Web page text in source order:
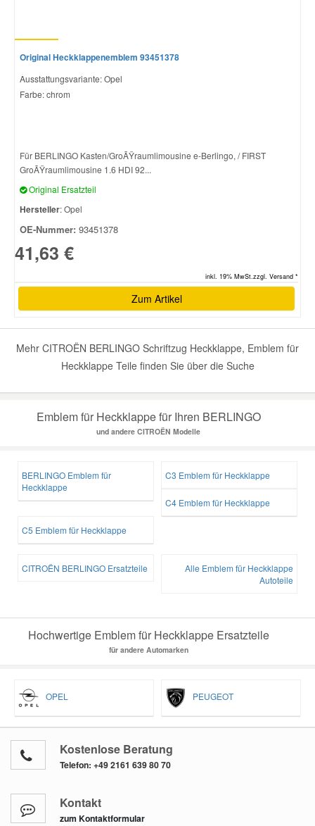
Original Heckklappenemblem 93451378
Ausstattungsvariante: Opel
Farbe: chrom
Für BERLINGO Kasten/GroÃŸraumlimousine e-Berlingo, / FIRST
GroÃŸraumlimousine 1.6 HDI 92...
Original Ersatzteil
Hersteller: Opel
OE-Nummer: 93451378
41,63 €
inkl. 19% MwSt.zzgl. Versand *
Zum Artikel
Mehr CITROËN BERLINGO Schriftzug Heckklappe, Emblem für
Heckklappe Teile finden Sie über die Suche
Emblem für Heckklappe für Ihren BERLINGO
und andere CITROËN Modelle
BERLINGO Emblem für
Heckklappe
C3 Emblem für Heckklappe
C4 Emblem für Heckklappe
C5 Emblem für Heckklappe
CITROËN BERLINGO Ersatzteile
Alle Emblem für Heckklappe
Autoteile
Hochwertige Emblem für Heckklappe Ersatzteile
für andere Automarken
OPEL PEUGEOT
Kostenlose Beratung
Telefon: +49 2161 639 80 70
Kontakt
zum Kontaktformular